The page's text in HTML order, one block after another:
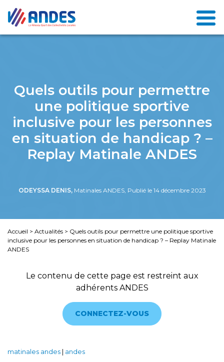
Quels outils pour permettre
une politique sportive
inclusive pour les personnes
en situation de handicap ? –
Replay Matinale ANDES
ODEYSSA DENIS, Matinales ANDES, Publié le 14 décembre 2023
Accueil > Actualités > Quels outils pour permettre une politique sportive
inclusive pour les personnes en situation de handicap ? – Replay Matinale
ANDES
Le contenu de cette page est restreint aux
adhérents ANDES
CONNECTEZ-VOUS
matinales andes andes